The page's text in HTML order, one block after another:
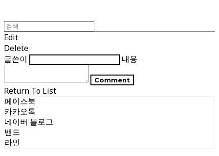
Edit
Delete
글쓴이
내용
Comment
Return To List
페이스북
카카오톡
네이버 블로그
밴드
라인